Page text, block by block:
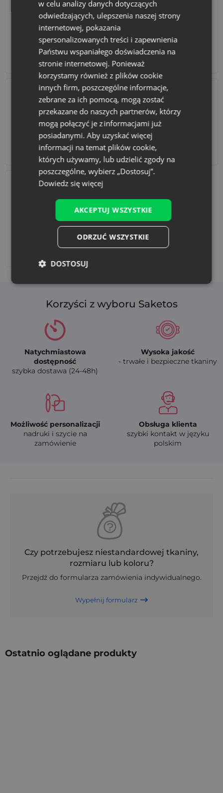
Kalendarze adwentowe
Akcesoria i dekoracje Zestawy
Korzyści z wyboru Saketos
Natychmiastowa
dostępność
szybka dostawa (24-48h)
Wysoka jakość
- trwałe i bezpieczne tkaniny
Możliwość personalizacji
nadruki i szycie na
zamówienie
Obsługa klienta
szybki kontakt w języku
polskim
Czy potrzebujesz niestandardowej tkaniny,
rozmiaru lub koloru?
Przejdź do formularza zamówienia indywidualnego.
Wypełnij formularz
Ostatnio oglądane produkty
w celu analizy danych dotyczących
odwiedzających, ulepszenia naszej strony
internetowej, pokazania
spersonalizowanych treści i zapewnienia
Państwu wspaniałego doświadczenia na
stronie internetowej. Ponieważ
korzystamy również z plików cookie
innych firm, poszczególne informacje,
zebrane za ich pomocą, mogą zostać
przekazane do naszych partnerów, którzy
mogą połączyć je z informacjami już
posiadanymi. Aby uzyskać więcej
informacji na temat plików cookie,
których używamy, lub udzielić zgody na
poszczególne, wybierz „Dostosuj”.
Dowiedz się więcej
AKCEPTUJ WSZYSTKIE
ODRZUĆ WSZYSTKIE
DOSTOSUJ